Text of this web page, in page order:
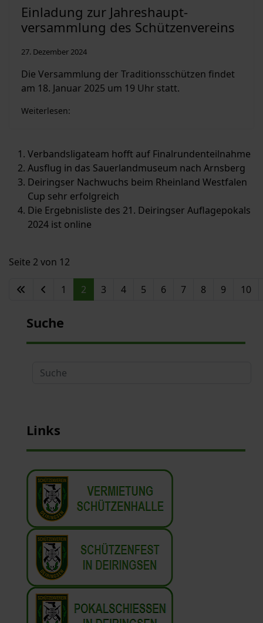
Einladung zur Jahreshaupt-
versammlung des Schützenvereins
27. Dezember 2024
Die Versammlung der Traditionsschützen findet
am 18. Januar 2025 um 19 Uhr statt.
Weiterlesen:
Verbandsligateam hofft auf Finalrundenteilnahme
Ausflug in das Sauerlandmuseum nach Arnsberg
Deiringser Nachwuchs beim Rheinland Westfalen
Cup sehr erfolgreich
Die Ergebnisliste des 21. Deiringser Auflagepokals
2024 ist online
Seite 2 von 12
1 2 3 4 5 6 7 8 9 10
Suche
Suche
Links